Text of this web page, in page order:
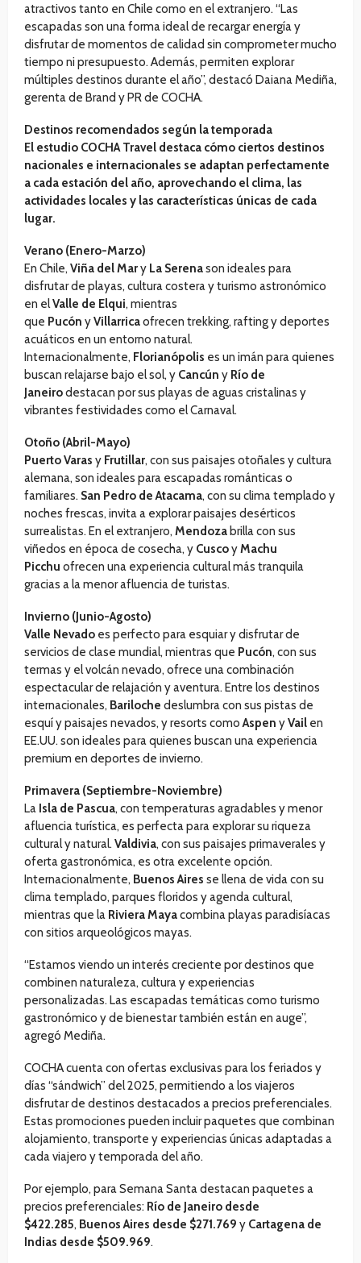
atractivos tanto en Chile como en el extranjero. “Las
escapadas son una forma ideal de recargar energía y
disfrutar de momentos de calidad sin comprometer mucho
tiempo ni presupuesto. Además, permiten explorar
múltiples destinos durante el año”, destacó Daiana Mediña,
gerenta de Brand y PR de COCHA.
Destinos recomendados según la temporada
El estudio COCHA Travel destaca cómo ciertos destinos
nacionales e internacionales se adaptan perfectamente
a cada estación del año, aprovechando el clima, las
actividades locales y las características únicas de cada
lugar.
Verano (Enero-Marzo)
En Chile, Viña del Mary La Serenason ideales para
disfrutar de playas, cultura costera y turismo astronómico
en elValle de Elqui, mientras
que Pucón yVillarricaofrecen trekking, rafting y deportes
acuáticos en un entorno natural.
Internacionalmente, Florianópolis es un imán para quienes
buscan relajarse bajo el sol, y Cancún y Río de
Janeirodestacan por sus playas de aguas cristalinas y
vibrantes festividades como el Carnaval.
Otoño (Abril-Mayo)
Puerto Varas y Frutillar, con sus paisajes otoñales y cultura
alemana, son ideales para escapadas románticas o
familiares. San Pedro de Atacama, con su clima templado y
noches frescas, invita a explorar paisajes desérticos
surrealistas. En el extranjero, Mendoza brilla con sus
viñedos en época de cosecha, y CuscoyMachu
Picchu ofrecen una experiencia cultural más tranquila
gracias a la menor afluencia de turistas.
Invierno (Junio-Agosto)
Valle Nevado es perfecto para esquiar y disfrutar de
servicios de clase mundial, mientras que Pucón, con sus
termas y el volcán nevado, ofrece una combinación
espectacular de relajación y aventura. Entre los destinos
internacionales, Bariloche deslumbra con sus pistas de
esquí y paisajes nevados, y resorts comoAspen yVail en
EE.UU. son ideales para quienes buscan una experiencia
premium en deportes de invierno.
Primavera (Septiembre-Noviembre)
La Isla de Pascua, con temperaturas agradables y menor
afluencia turística, es perfecta para explorar su riqueza
cultural y natural. Valdivia, con sus paisajes primaverales y
oferta gastronómica, es otra excelente opción.
Internacionalmente, Buenos Aires se llena de vida con su
clima templado, parques floridos y agenda cultural,
mientras que la Riviera Mayacombina playas paradisíacas
con sitios arqueológicos mayas.
“Estamos viendo un interés creciente por destinos que
combinen naturaleza, cultura y experiencias
personalizadas. Las escapadas temáticas como turismo
gastronómico y de bienestar también están en auge”,
agregó Mediña.
COCHA cuenta con ofertas exclusivas para los feriados y
días “sándwich” del 2025, permitiendo a los viajeros
disfrutar de destinos destacados a precios preferenciales.
Estas promociones pueden incluir paquetes que combinan
alojamiento, transporte y experiencias únicas adaptadas a
cada viajero y temporada del año.
Por ejemplo, para Semana Santa destacan paquetes a
precios preferenciales: Río de Janeiro desde
$422.285, Buenos Aires desde $271.769 y Cartagena de
Indias desde $509.969.